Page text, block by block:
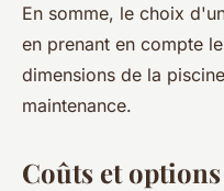
En somme, le choix
en prenant en compte
dimensions de la
maintenance.
Coûts et options